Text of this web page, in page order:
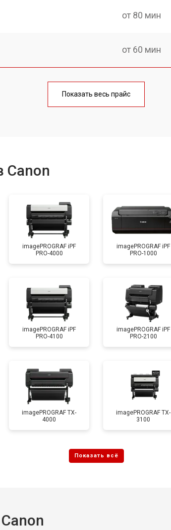
от 80 мин
от 60 мин
от 90 мин
от 110 мин
от 70 мин
Показать весь прайс
Canon
imagePROGRAF iPF
PRO-4000
imagePROGRAF iPF
PRO-1000
imagePROGRAF iPF
PRO-4100
imagePROGRAF iPF
PRO-2100
imagePROGRAF TX-
4000
imagePROGRAF TX-
3100